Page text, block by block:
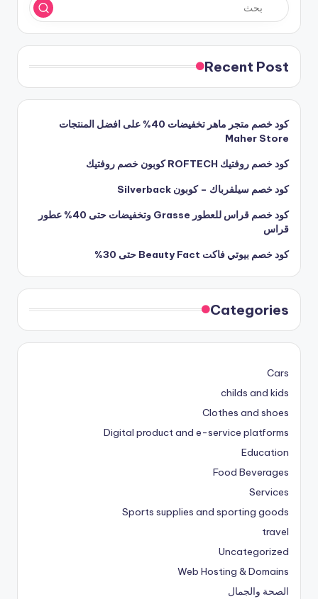
Recent Post
كود خصم متجر ماهر تخفيضات 40% على افضل المنتجات
Maher Store
كود خصم روفتيك ROFTECH كوبون خصم روفتيك
كود خصم سيلفرباك – كوبون Silverback
كود خصم قراس للعطور Grasse وتخفيضات حتى 40% عطور
قراس
كود خصم بيوتي فاكت Beauty Fact حتى 30%
Categories
Cars
childs and kids
Clothes and shoes
Digital product and e-service platforms
Education
Food Beverages
Services
Sports supplies and sporting goods
travel
Uncategorized
Web Hosting & Domains
الصحة والجمال